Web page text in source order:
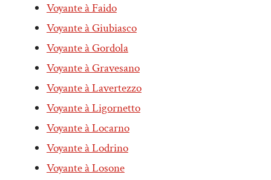
Voyante à Faido
Voyante à Giubiasco
Voyante à Gordola
Voyante à Gravesano
Voyante à Lavertezzo
Voyante à Ligornetto
Voyante à Locarno
Voyante à Lodrino
Voyante à Losone